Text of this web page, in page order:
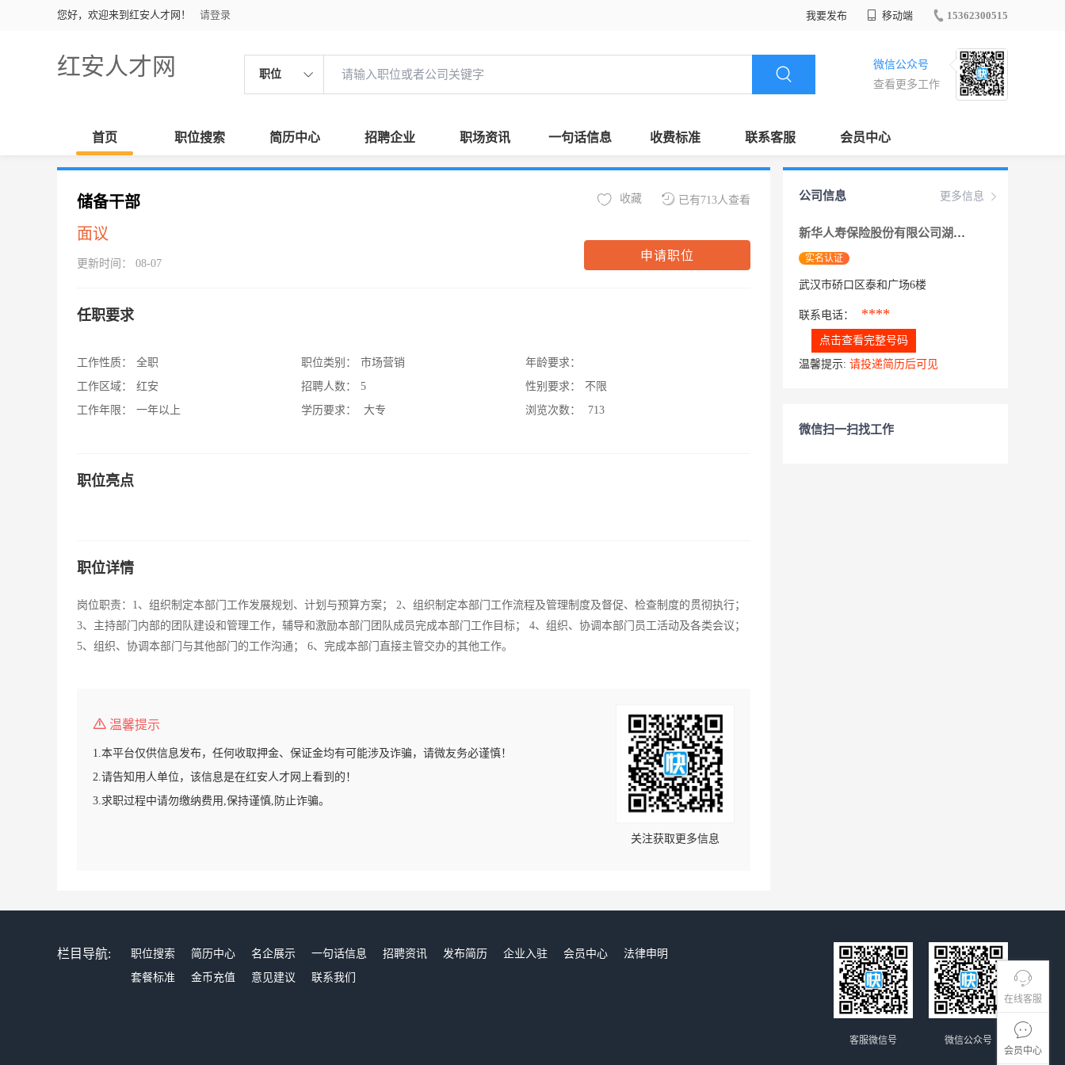
您好，欢迎来到红安人才网！ 请登录 我要发布 移动端 15362300515
红安人才网 职位
微信公众号
查看更多工作
首页 职位搜索 简历中心 招聘企业 职场资讯 一句话信息 收费标准 联系客服 会员中心
在线客服
会员中心
储备干部
面议
更新时间： 08-07
已有713人查看
收藏
申请职位
任职要求
工作性质：
全职
工作区域：
红安
工作年限：
一年以上
职位类别：
市场营销
招聘人数：
5
学历要求：
大专
年龄要求：
性别要求：
不限
浏览次数：
713
职位亮点
职位详情
岗位职责：1、组织制定本部门工作发展规划、计划与预算方案； 2、组织制定本部门工作流程及管理制度及督促、检查制度的贯彻执行；
3、主持部门内部的团队建设和管理工作，辅导和激励本部门团队成员完成本部门工作目标； 4、组织、协调本部门员工活动及各类会议；
5、组织、协调本部门与其他部门的工作沟通； 6、完成本部门直接主管交办的其他工作。
温馨提示
1.本平台仅供信息发布，任何收取押金、保证金均有可能涉及诈骗，请微友务必谨慎！
2.请告知用人单位，该信息是在红安人才网上看到的！
3.求职过程中请勿缴纳费用,保持谨慎,防止诈骗。
关注获取更多信息
更多信息
公司信息
新华人寿保险股份有限公司湖北分公司
实名认证
武汉市硚口区泰和广场6楼
联系电话： ****
点击查看完整号码
温馨提示: 请投递简历后可见
微信扫一扫找工作
栏目导航: 职位搜索 简历中心 名企展示 一句话信息 招聘资讯 发布简历 企业入驻 会员中心
法律申明
套餐标准
金币充值 意见建议 联系我们
微信公众号
客服微信号